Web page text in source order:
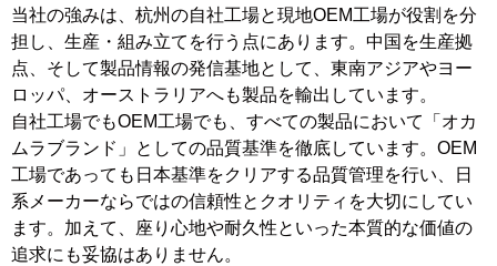
当社の強みは、杭州の自社工場と現地OEM工場が役割を分
担し、生産・組み立てを行う点にあります。中国を生産拠
点、そして製品情報の発信基地として、東南アジアやヨー
ロッパ、オーストラリアへも製品を輸出しています。
自社工場でもOEM工場でも、すべての製品において「オカ
ムラブランド」としての品質基準を徹底しています。OEM
工場であっても日本基準をクリアする品質管理を行い、日
系メーカーならではの信頼性とクオリティを大切にしてい
ます。加えて、座り心地や耐久性といった本質的な価値の
追求にも妥協はありません。